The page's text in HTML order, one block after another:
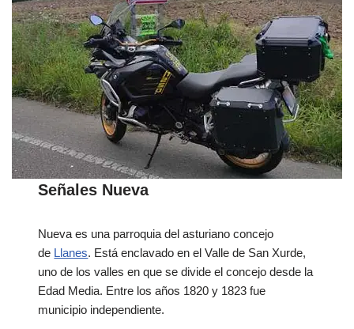
Señales Nueva
Nueva es una parroquia del asturiano concejo
de Llanes. Está enclavado en el Valle de San Xurde,
uno de los valles en que se divide el concejo desde la
Edad Media. Entre los años 1820 y 1823 fue
municipio independiente.